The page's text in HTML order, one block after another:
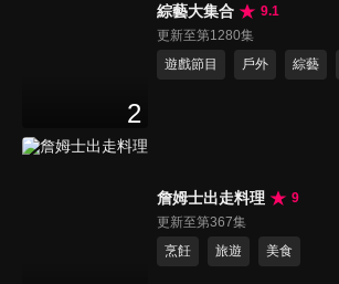
2
綜藝大集合
9.1
更新至第1280集
遊戲節目
戶外 綜藝
詹姆士出走料理
9
更新至第367集
烹飪
旅遊 美食